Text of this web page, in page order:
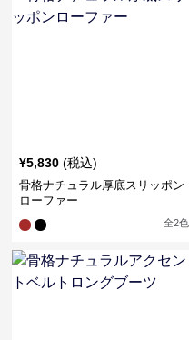
¥5,830 (税込)
骨格ナチュラル厚底スリッポン
ローファー
全2色